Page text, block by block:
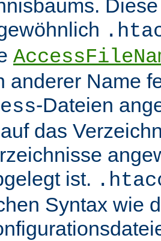
anderer Name
-Dateien
das
ist.
Syntax wie